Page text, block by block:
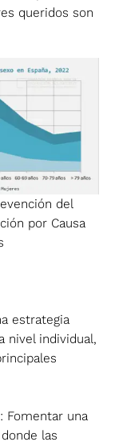
queridos son
del
por Causa
estrategia
nivel individual,
: Fomentar una
las